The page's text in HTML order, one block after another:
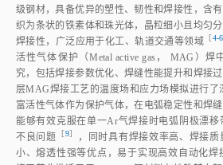
级钢材，具备优异的塑性、韧性和焊接性，含
织为条状的铁素体和珠光体，晶粒细小且均匀
焊接性，广泛应用于化工、轨道交通等领域 ［4‑6
活性气体保护（Metal active gas， MAG）焊
究，包括焊接参数优化、焊缝性能提升和焊接
层MAG焊接工艺的温度场和应力场模拟进行了
富活性气体作为保护气体，在电弧稳定性和焊
能够有效克服在单一Ar气焊接时电弧阴极漂
不良问题 ［9］
，同时具有焊接效率高、焊接
小、熔透性强等优点，易于实现高效自动化焊